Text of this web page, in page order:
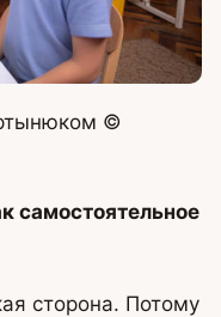
©
самостоятельное
сторона. Потому